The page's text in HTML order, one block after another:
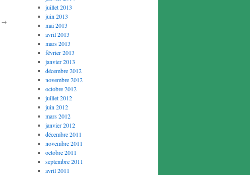
→
juillet 2013
juin 2013
mai 2013
avril 2013
mars 2013
février 2013
janvier 2013
décembre 2012
novembre 2012
octobre 2012
juillet 2012
juin 2012
mars 2012
janvier 2012
décembre 2011
novembre 2011
octobre 2011
septembre 2011
avril 2011